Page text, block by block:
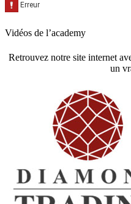
Vidéos de l’academy
Retrouvez notre site internet
un